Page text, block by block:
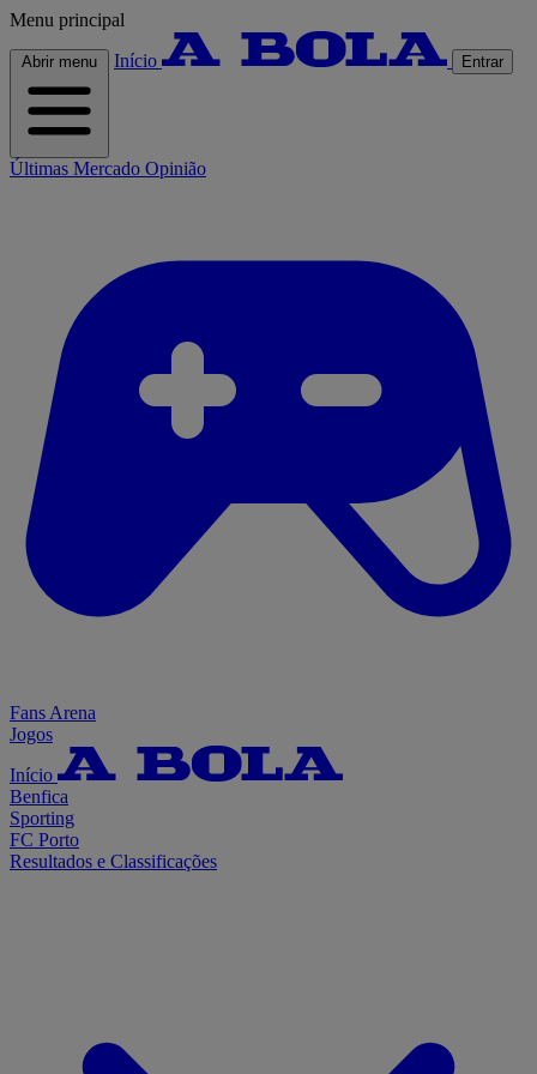
Menu principal
Abrir menu Início Entrar
Últimas Mercado Opinião
Fans Arena
Jogos
Início
Benfica
Sporting
FC Porto
Resultados e Classificações